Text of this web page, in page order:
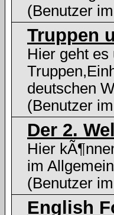
(Benutzer
Truppen
Hier geht
deutschen
(Benutzer
Der 2.
Hier
im
(Benutzer
English